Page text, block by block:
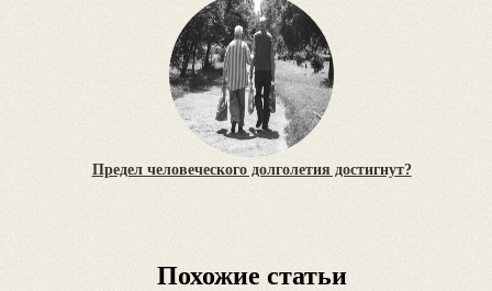
Предел человеческого долголетия достигнут?
Похожие статьи